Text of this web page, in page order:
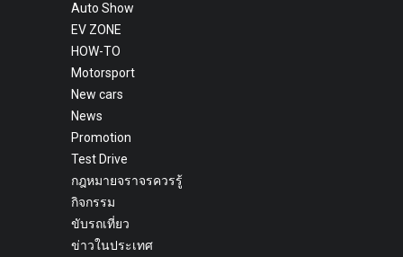
Auto Show
EV ZONE
HOW-TO
Motorsport
New cars
News
Promotion
Test Drive
กฎหมายจราจรควรรู้
กิจกรรม
ขับรถเที่ยว
ข่าวในประเทศ